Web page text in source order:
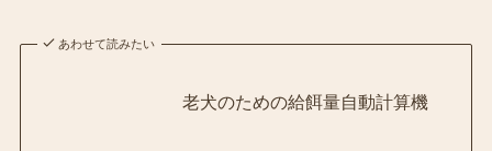
あわせて読みたい
老犬のための給餌量自動計算機